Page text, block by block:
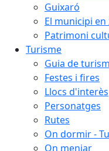
Guixaró
El municipi en
Patrimoni
Turisme
Guia de
Festes i fires
Llocs d'interès
Personatges
Rutes
On dormir -
On menjar